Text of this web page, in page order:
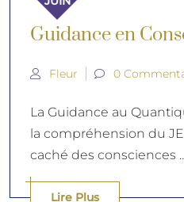
Guidance en
Fleur 0
La Guidance au
la compréhension du
caché des consciences
Lire Plus